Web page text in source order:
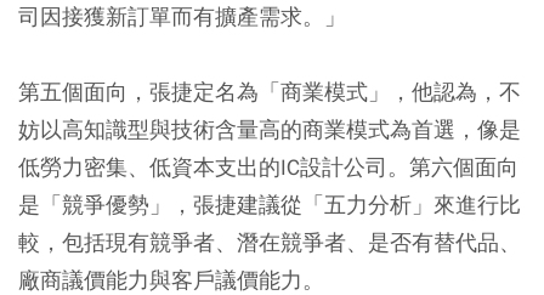
司因接獲新訂單而有擴產需求。」
第五個面向，張捷定名為「商業模式」，他認為，不
妨以高知識型與技術含量高的商業模式為首選，像是
低勞力密集、低資本支出的IC設計公司。第六個面向
是「競爭優勢」，張捷建議從「五力分析」來進行比
較，包括現有競爭者、潛在競爭者、是否有替代品、
廠商議價能力與客戶議價能力。